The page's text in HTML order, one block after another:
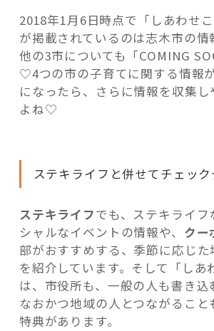
2018年1月6日時点で「しあわせ
が掲載されているのは志木市の情
他の3市についても「COMING
♡4つの市の子育てに関する情報
になったら、さらに情報を収集
よね♡
ステキライフと併せてチェッ
ステキライフでも、ステキライフ
シャルなイベントの情報や、 クー
部がおすすめする、季節に応じ
を紹介しています。そして「しあ
は、市役所も、一般の人も書き込
なおかつ地域の人とつながること
特典があります。